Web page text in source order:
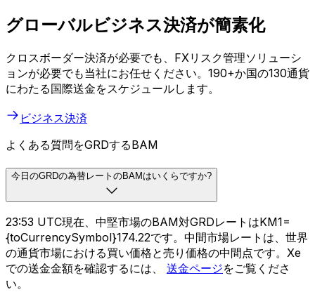
グローバルビジネス決済が簡素化
クロスボーダー決済が必要でも、FXリスク管理ソリューシ
ョンが必要でも当社にお任せください。190+か国の130通貨
にわたる国際送金をスケジュールします。
ビジネス決済
よくある質問をGRDするBAM
今日のGRDの為替レートのBAMはいくらですか?
23:53 UTC現在、中堅市場のBAM対GRDレートはKM1=
{toCurrencySymbol}174.22です。中間市場レートは、世界
の通貨市場における買い価格と売り価格の中間点です。Xe
での送金金額を確認するには、 送金ページをご覧くださ
い。